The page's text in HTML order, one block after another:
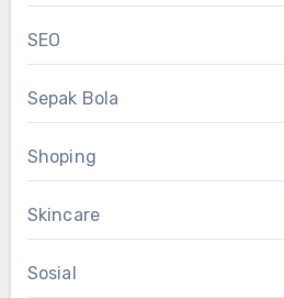
SEO
Sepak Bola
Shoping
Skincare
Sosial